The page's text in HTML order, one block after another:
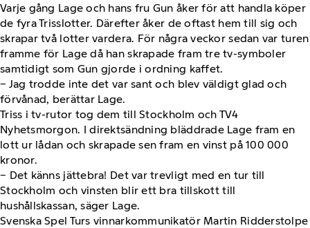
Varje gång Lage och hans fru Gun åker för att handla köper
de fyra Trisslotter. Därefter åker de oftast hem till sig och
skrapar två lotter vardera. För några veckor sedan var turen
framme för Lage då han skrapade fram tre tv-symboler
samtidigt som Gun gjorde i ordning kaffet.
− Jag trodde inte det var sant och blev väldigt glad och
förvånad, berättar Lage.
Triss i tv-rutor tog dem till Stockholm och TV4
Nyhetsmorgon. I direktsändning bläddrade Lage fram en
lott ur lådan och skrapade sen fram en vinst på 100 000
kronor.
− Det känns jättebra! Det var trevligt med en tur till
Stockholm och vinsten blir ett bra tillskott till
hushållskassan, säger Lage.
Svenska Spel Turs vinnarkommunikatör Martin Ridderstolpe